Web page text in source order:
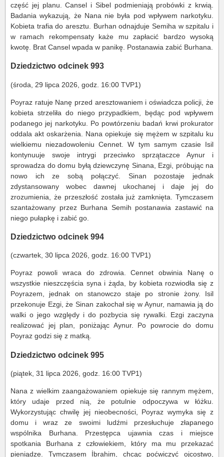
część jej planu. Cansel i Sibel podmieniają probówki z krwią.
Badania wykazują, że Nana nie była pod wpływem narkotyku.
Kobieta trafia do aresztu. Burhan odnajduje Semiha w szpitalu i
w ramach rekompensaty każe mu zapłacić bardzo wysoką
kwotę. Brat Cansel wpada w panikę. Postanawia zabić Burhana.
Dziedzictwo odcinek 993
(środa, 29 lipca 2026, godz. 16:00 TVP1)
Poyraz ratuje Nanę przed aresztowaniem i oświadcza policji, że
kobieta strzeliła do niego przypadkiem, będąc pod wpływem
podanego jej narkotyku. Po powtórzeniu badań krwi prokurator
oddala akt oskarżenia. Nana opiekuje się mężem w szpitalu ku
wielkiemu niezadowoleniu Cennet. W tym samym czasie Isil
kontynuuje swoje intrygi przeciwko sprzątaczce Aynur i
sprowadza do domu byłą dziewczynę Sinana, Ezgi, próbując na
nowo ich ze sobą połączyć. Sinan pozostaje jednak
zdystansowany wobec dawnej ukochanej i daje jej do
zrozumienia, że przeszłość została już zamknięta. Tymczasem
szantażowany przez Burhana Semih postanawia zastawić na
niego pułapkę i zabić go.
Dziedzictwo odcinek 994
(czwartek, 30 lipca 2026, godz. 16:00 TVP1)
Poyraz powoli wraca do zdrowia. Cennet obwinia Nanę o
wszystkie nieszczęścia syna i żąda, by kobieta rozwiodła się z
Poyrazem, jednak on stanowczo staje po stronie żony. Isil
przekonuje Ezgi, że Sinan zakochał się w Aynur, namawia ją do
walki o jego względy i do pozbycia się rywalki. Ezgi zaczyna
realizować jej plan, poniżając Aynur. Po powrocie do domu
Poyraz godzi się z matką.
Dziedzictwo odcinek 995
(piątek, 31 lipca 2026, godz. 16:00 TVP1)
Nana z wielkim zaangażowaniem opiekuje się rannym mężem,
który udaje przed nią, że potulnie odpoczywa w łóżku.
Wykorzystując chwilę jej nieobecności, Poyraz wymyka się z
domu i wraz ze swoimi ludźmi przesłuchuje złapanego
wspólnika Burhana. Przestępca ujawnia czas i miejsce
spotkania Burhana z człowiekiem, który ma mu przekazać
pieniądze. Tymczasem İbrahim, chcąc poćwiczyć ojcostwo,